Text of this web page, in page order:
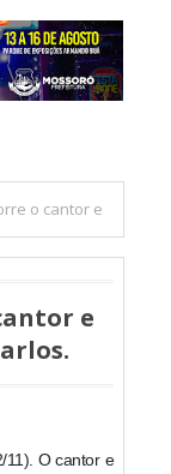
o cantor e
e
11). O cantor e